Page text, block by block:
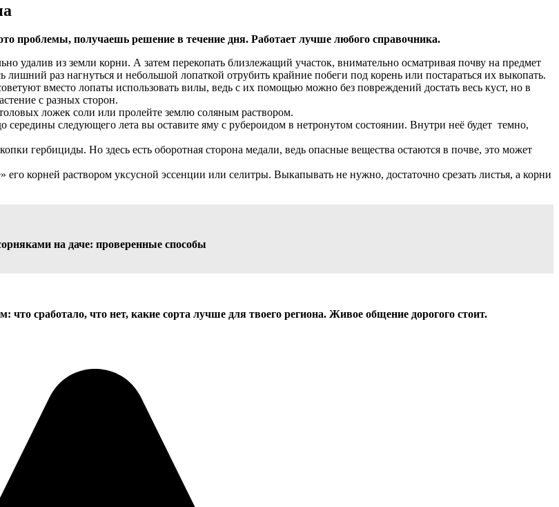
проблемы, получаешь решение в течение дня. Работает лучше любого справочника.
удалив из земли корни. А затем перекопать близлежащий участок, внимательно осматривая почву на предмет
раз нагнуться и небольшой лопаткой отрубить крайние побеги под корень или постараться их выкопать.
вместо лопаты использовать вилы, ведь с их помощью можно без повреждений достать весь куст, но в
с разных сторон.
ложек соли или пролейте землю соляным раствором.
середины следующего лета вы оставите яму с рубероидом в нетронутом состоянии. Внутри неё будет темно,
гербициды. Но здесь есть оборотная сторона медали, ведь опасные вещества остаются в почве, это может
корней раствором уксусной эссенции или селитры. Выкапывать не нужно, достаточно срезать листья, а корни
на даче: проверенные способы
сработало, что нет, какие сорта лучше для твоего региона. Живое общение дорогого стоит.